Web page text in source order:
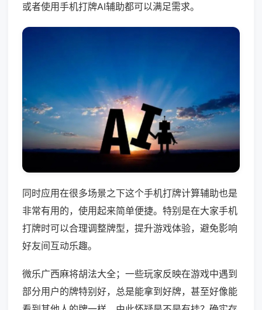
或者使用手机打牌AI辅助都可以满足需求。
同时应用在很多场景之下这个手机打牌计算辅助也是
非常有用的，使用起来简单便捷。特别是在大家手机
打牌时可以合理调整牌型，提升游戏体验，避免影响
好友间互动乐趣。
微乐广西麻将胡法大全；一些玩家反映在游戏中遇到
部分用户的牌特别好，总是能拿到好牌，甚至好像能